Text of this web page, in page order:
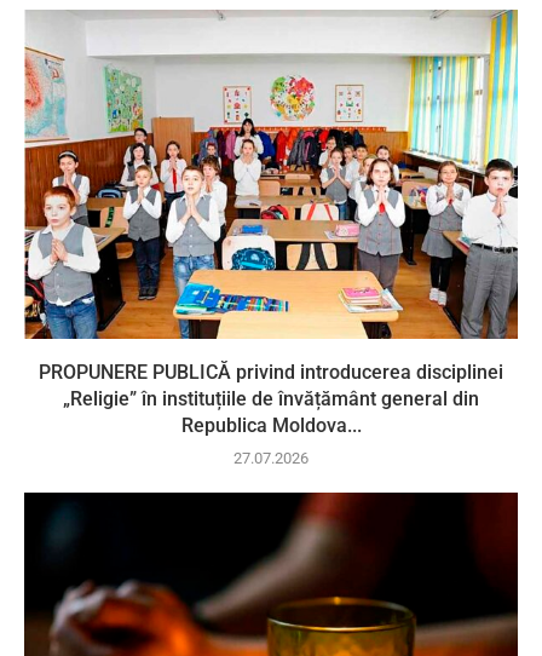
PROPUNERE PUBLICĂ privind introducerea disciplinei
„Religie” în instituțiile de învățământ general din
Republica Moldova...
27.07.2026